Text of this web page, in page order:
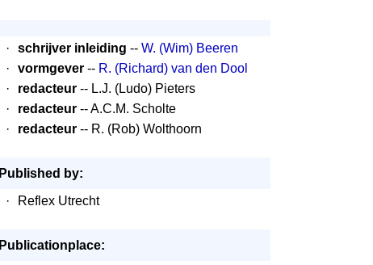
· schrijver inleiding -- W. (Wim) Beeren
·
vormgever-- R. (Richard) van den Dool
·
redacteur-- L.J. (Ludo) Pieters
·
redacteur-- A.C.M. Scholte
·
redacteur-- R. (Rob) Wolthoorn
Published by:
·
Reflex Utrecht
Publicationplace: